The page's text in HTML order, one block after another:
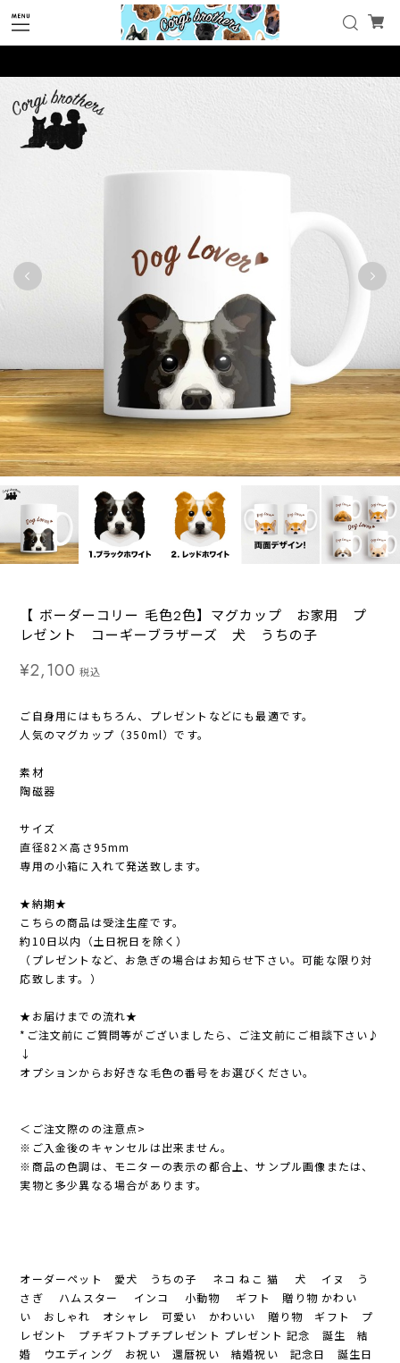
【 ボーダーコリー 毛色2色】マグカップ お家用 プ
レゼント コーギーブラザーズ 犬 うちの子
¥2,100 税込
ご自身用にはもちろん、プレゼントなどにも最適です。
人気のマグカップ（350ml）です。
素材
陶磁器
サイズ
直径82×高さ95mm
専用の小箱に入れて発送致します。
★納期★
こちらの商品は受注生産です。
約10日以内（土日祝日を除く）
（プレゼントなど、お急ぎの場合はお知らせ下さい。可能な限り対
応致します。）
★お届けまでの流れ★
*ご注文前にご質問等がございましたら、ご注文前にご相談下さい♪
↓
オプションからお好きな毛色の番号をお選びください。
＜ご注文際のの注意点>
※ご入金後のキャンセルは出来ません。
※商品の色調は、モニターの表示の都合上、サンプル画像または、
実物と多少異なる場合があります。
オーダーペット 愛犬 うちの子 ネコ ねこ 猫 犬 イヌ う
さぎ ハムスター インコ 小動物 ギフト 贈り物 かわい
い おしゃれ オシャレ 可愛い かわいい 贈り物 ギフト プ
レゼント プチギフトプチプレゼント プレゼント 記念 誕生 結
婚 ウエディング お祝い 還暦祝い 結婚祝い 記念日 誕生日